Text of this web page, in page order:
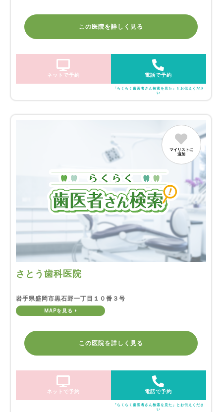
この医院を詳しく見る
ネットで予約 電話で予約
「らくらく歯医者さん検索を見た」とお伝えくださ
い
さとう歯科医院
マイリストに
追加
岩手県盛岡市黒石野一丁目１０番３号
MAPを見る
この医院を詳しく見る
ネットで予約 電話で予約
「らくらく歯医者さん検索を見た」とお伝えくださ
い